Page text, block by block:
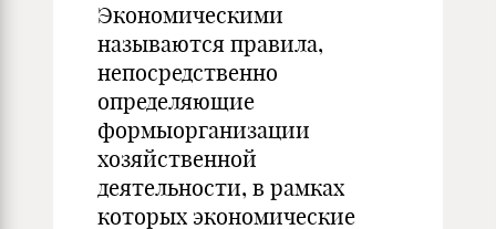
Экономическими
называются правила,
непосредственно
определяющие
формыорганизации
хозяйственной
деятельности, в рамках
которых экономические